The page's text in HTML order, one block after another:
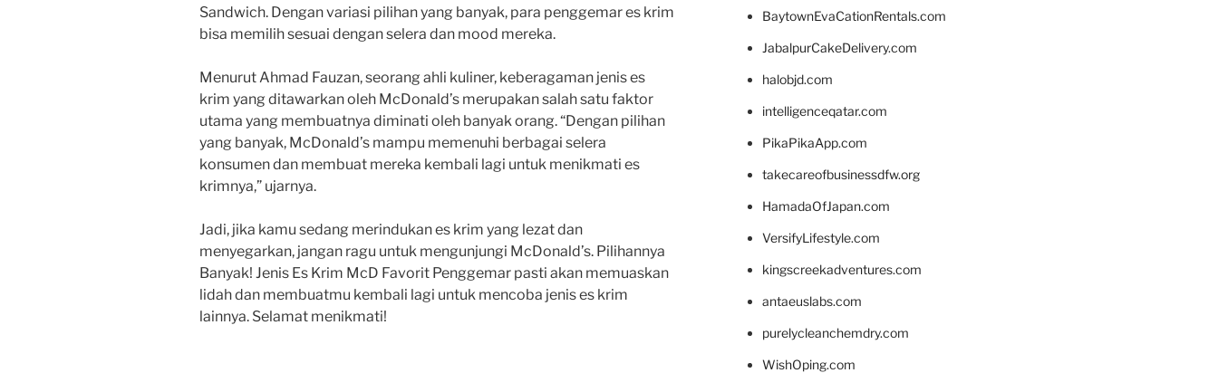
Sandwich. Dengan variasi pilihan yang banyak, para penggemar es krim
bisa memilih sesuai dengan selera dan mood mereka.
Menurut Ahmad Fauzan, seorang ahli kuliner, keberagaman jenis es
krim yang ditawarkan oleh McDonald’s merupakan salah satu faktor
utama yang membuatnya diminati oleh banyak orang. “Dengan pilihan
yang banyak, McDonald’s mampu memenuhi berbagai selera
konsumen dan membuat mereka kembali lagi untuk menikmati es
krimnya,” ujarnya.
Jadi, jika kamu sedang merindukan es krim yang lezat dan
menyegarkan, jangan ragu untuk mengunjungi McDonald’s. Pilihannya
Banyak! Jenis Es Krim McD Favorit Penggemar pasti akan memuaskan
lidah dan membuatmu kembali lagi untuk mencoba jenis es krim
lainnya. Selamat menikmati!
BaytownEvaCationRentals.com
JabalpurCakeDelivery.com
halobjd.com
intelligenceqatar.com
PikaPikaApp.com
takecareofbusinessdfw.org
HamadaOfJapan.com
VersifyLifestyle.com
kingscreekadventures.com
antaeuslabs.com
purelycleanchemdry.com
WishOping.com